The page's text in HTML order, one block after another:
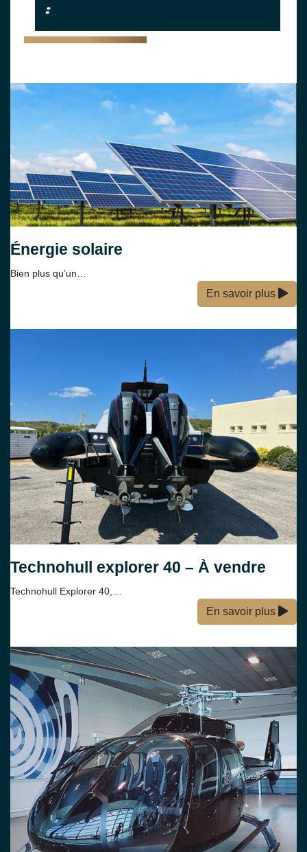
:
Énergie solaire
Bien plus qu’un…
En savoir plus
Technohull explorer 40 – À vendre
Technohull Explorer 40,…
En savoir plus